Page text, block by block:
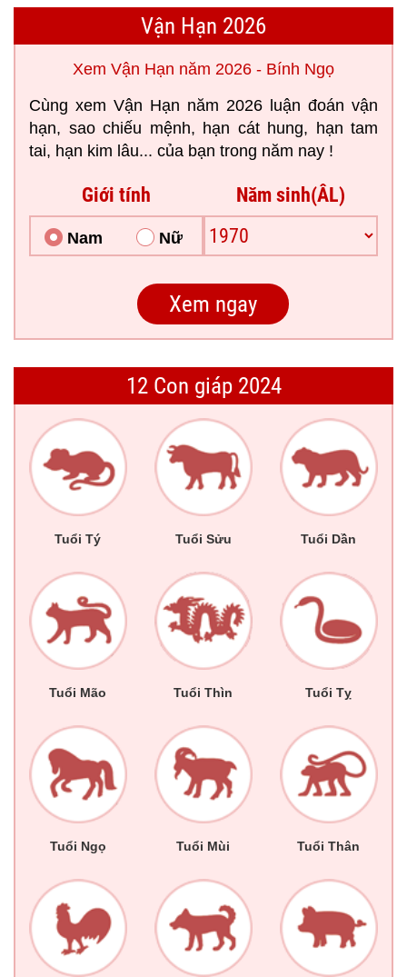
Vận Hạn 2026
Xem Vận Hạn năm 2026 - Bính Ngọ
Cùng xem Vận Hạn năm 2026 luận đoán vận
hạn, sao chiếu mệnh, hạn cát hung, hạn tam
tai, hạn kim lâu... của bạn trong năm nay !
Giới tính
Nam Nữ
Năm sinh(ÂL)
12 Con giáp 2024
Tuổi Tý Tuổi Sửu Tuổi Dần
Tuổi Mão Tuổi Thìn Tuổi Tỵ
Tuổi Ngọ Tuổi Mùi Tuổi Thân